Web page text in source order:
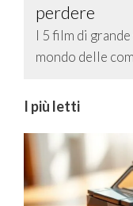
perdere
I 5 film di
mondo delle
I più letti